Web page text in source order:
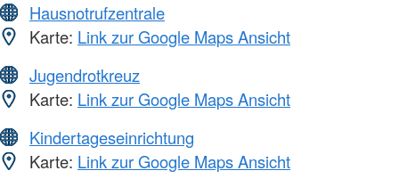
Hausnotrufzentrale
Karte: Link zur Google Maps Ansicht
Jugendrotkreuz
Karte: Link zur Google Maps Ansicht
Kindertageseinrichtung
Karte: Link zur Google Maps Ansicht